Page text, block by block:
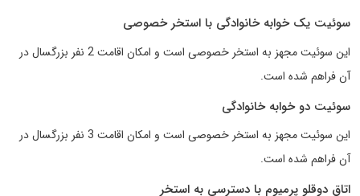
سوئیت یک خوابه خانوادگی با استخر خصوصی
این سوئیت مجهز به استخر خصوصی است و امکان اقامت 2 نفر بزرگسال در
آن فراهم شده است.
سوئیت دو خوابه خانوادگی
این سوئیت مجهز به استخر خصوصی است و امکان اقامت 3 نفر بزرگسال در
آن فراهم شده است.
اتاق دوقلو پرمیوم با دسترسی به استخر